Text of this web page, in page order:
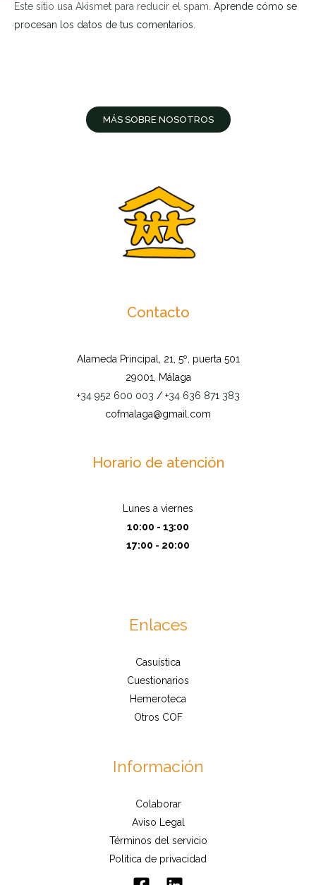
MÁS SOBRE NOSOTROS
Este sitio usa Akismet para reducir el spam. Aprende cómo se
procesan los datos de tus comentarios
Contacto
Alameda Principal, 21, 5º, puerta 501
29001, Málaga
+34 952 600 003 / +34 636 871 383
cofmalaga@gmail.com
Horario de atención
Lunes a viernes
10:00 - 13:00
17:00 - 20:00
Enlaces
Casuística
Cuestionarios
Hemeroteca
Otros COF
Información
Colaborar
Aviso Legal
Términos del servicio
Política de privacidad